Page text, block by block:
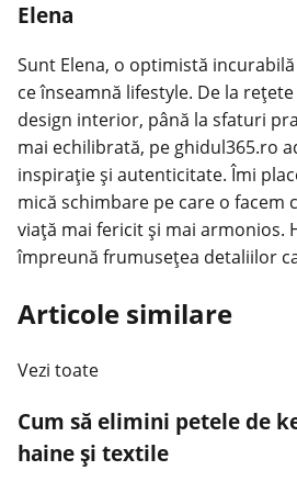
Elena
Sunt Elena, o optimistă
ce înseamnă lifestyle. De la
design interior, până la sfaturi
mai echilibrată, pe ghidul365.ro
inspirație și autenticitate. Îmi
mică schimbare pe care o facem
viață mai fericit și mai armonios.
împreună frumusețea detaliilor
Articole similare
Vezi toate
Cum să elimini petele de
haine și textile